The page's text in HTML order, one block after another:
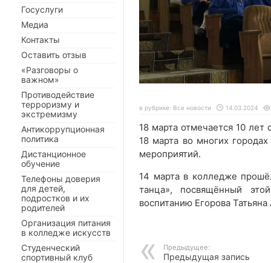
в рубрике: Все новости 14.03.2024
18 марта отмечается 10
18 марта во многих
мероприятий.
14 марта в колледже
танца», посвящённый
воспитанию Егорова
Предыдущее:
Предыдущая запись
Госуслуги
Медиа
Контакты
Оставить отзыв
«Разговоры о
важном»
Противодействие
терроризму и
экстремизму
Антикоррупционная
политика
Дистанционное
обучение
Телефоны доверия
для детей,
подростков и их
родителей
Организация питания
в колледже искусств
Студенческий
спортивный клуб